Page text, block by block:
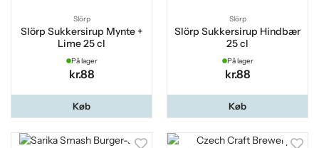
Slörp
Slörp Sukkersirup Mynte +
Lime 25 cl
På lager
kr.88
Køb
Slörp
Slörp Sukkersirup Hindbær
25 cl
På lager
kr.88
Køb